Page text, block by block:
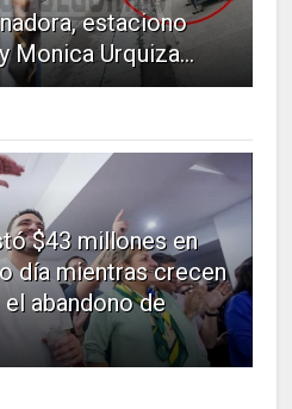
estaciono
Monica Urquiza...
$43 millones en
día mientras crecen
abandono de